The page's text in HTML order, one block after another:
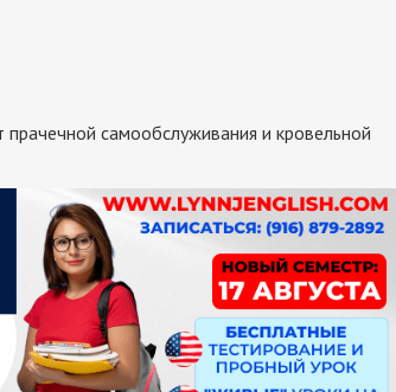
самообслуживания и кровельной